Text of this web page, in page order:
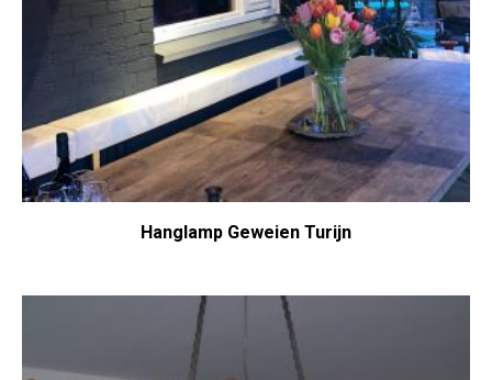
Hanglamp Geweien Turijn